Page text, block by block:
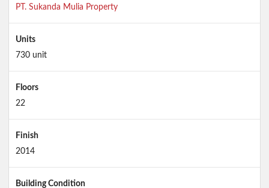
PT. Sukanda Mulia Property
Units
730 unit
Floors
22
Finish
2014
Building Condition